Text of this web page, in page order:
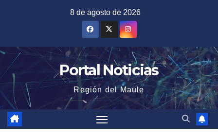
8 de agosto de 2026
Portal Noticias
Región del Maule